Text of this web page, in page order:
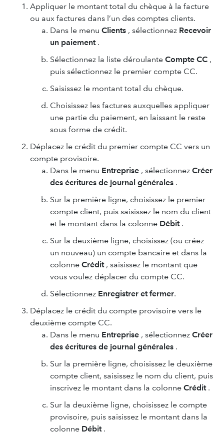
Appliquer le montant total du chèque à la facture
ou aux factures dans l’un des comptes clients.
Dans le menu Clients , sélectionnez Recevoir
un paiement.
Sélectionnez la liste déroulante Compte CC ,
puis sélectionnez le premier compte CC.
Saisissez le montant total du chèque.
Choisissez les factures auxquelles appliquer
une partie du paiement, en laissant le reste
sous forme de crédit.
Déplacez le crédit du premier compte CC vers un
compte provisoire.
Dans le menu Entreprise , sélectionnez Créer
des écritures de journal générales .
Sur la première ligne, choisissez le premier
compte client, puis saisissez le nom du client
et le montant dans la colonne Débit.
Sur la deuxième ligne, choisissez (ou créez
un nouveau) un compte bancaire et dans la
colonne Crédit, saisissez le montant que
vous voulez déplacer du compte CC.
Sélectionnez Enregistrer et fermer.
Déplacez le crédit du compte provisoire vers le
deuxième compte CC.
Dans le menu Entreprise , sélectionnez Créer
des écritures de journal générales .
Sur la première ligne, choisissez le deuxième
compte client, saisissez le nom du client, puis
inscrivez le montant dans la colonne Crédit.
Sur la deuxième ligne, choisissez le compte
provisoire, puis saisissez le montant dans la
colonne Débit.